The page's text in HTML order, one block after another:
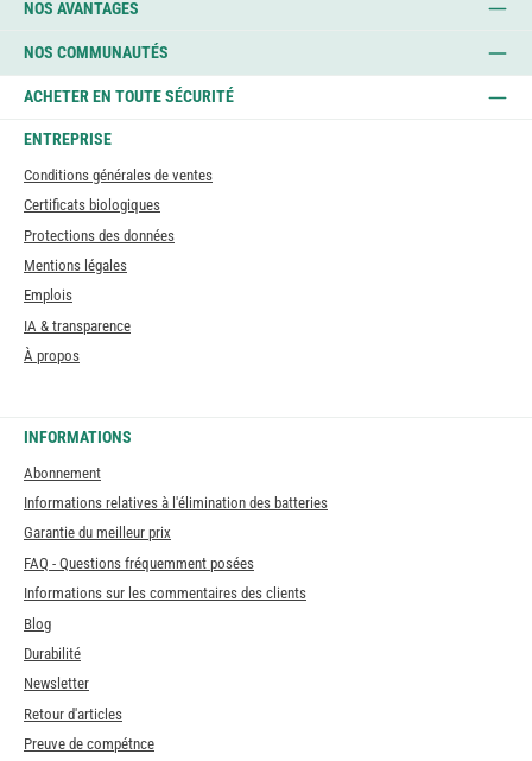
NOS AVANTAGES
NOS COMMUNAUTÉS
ACHETER EN TOUTE SÉCURITÉ
ENTREPRISE
Conditions générales de ventes
Certificats biologiques
Protections des données
Mentions légales
Emplois
IA & transparence
À propos
INFORMATIONS
Abonnement
Informations relatives à l'élimination des batteries
Garantie du meilleur prix
FAQ - Questions fréquemment posées
Informations sur les commentaires des clients
Blog
Durabilité
Newsletter
Retour d'articles
Preuve de compétnce